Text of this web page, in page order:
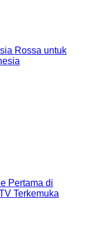
Rossa untuk
Pertama di
Terkemuka